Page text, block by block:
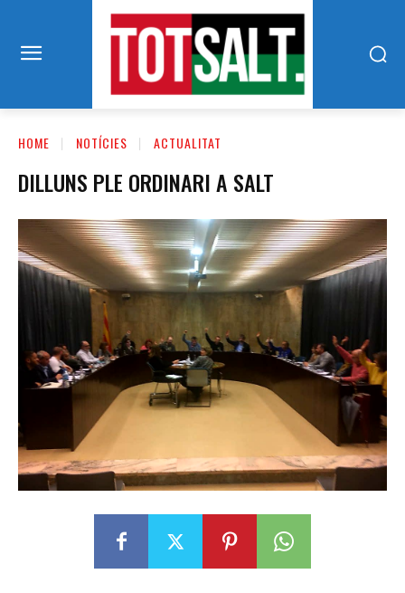
HOME NOTÍCIES ACTUALITAT
DILLUNS PLE ORDINARI A SALT